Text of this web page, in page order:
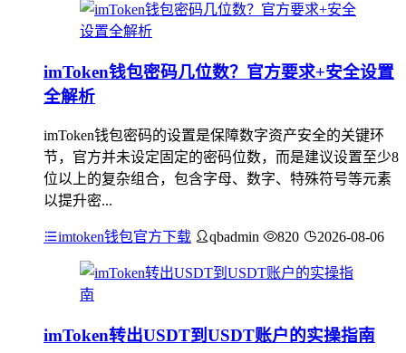
imToken钱包密码几位数？官方要求+安全设置
全解析
imToken钱包密码的设置是保障数字资产安全的关键环
节，官方并未设定固定的密码位数，而是建议设置至少8
位以上的复杂组合，包含字母、数字、特殊符号等元素
以提升密...
imtoken钱包官方下载 qbadmin 820 2026-08-06
imToken转出USDT到USDT账户的实操指南